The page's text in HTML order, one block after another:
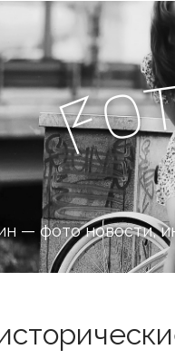
Fo
— фото новости,